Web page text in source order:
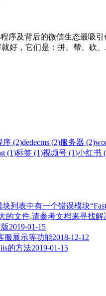
序及背后的微信生态最吸
好，它们是：拼、帮、砍、
序 (2)dedecms (2)服务器 (2)
(1)标签 (1)视频号 (1)小红书
列表中有一个错误模块
的文件,请参考文档来寻找解
2019-01-15
服展示等功能2018-12-12
的方法2019-01-15